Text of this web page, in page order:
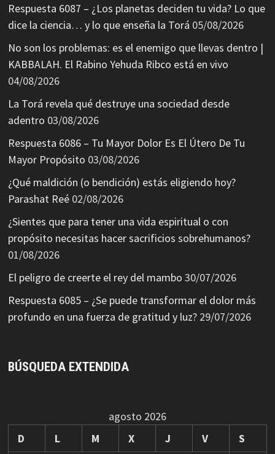
Respuesta 6087 – ¿Los planetas deciden tu vida? Lo que
dice la ciencia… y lo que enseña la Torá 05/08/2026
No son los problemas: es el enemigo que llevas dentro |
KABBALAH. El Rabino Yehuda Ribco está en vivo
04/08/2026
La Torá revela qué destruye una sociedad desde
adentro 03/08/2026
Respuesta 6086 – Tu Mayor Dolor Es El Útero De Tu
Mayor Propósito 03/08/2026
¿Qué maldición (o bendición) estás eligiendo hoy?
Parashat Reé 02/08/2026
¿Sientes que para tener una vida espiritual o con
propósito necesitas hacer sacrificios sobrehumanos?
01/08/2026
El peligro de creerte el rey del mambo 30/07/2026
Respuesta 6085 – ¿Se puede transformar el dolor más
profundo en una fuerza de gratitud y luz? 29/07/2026
BÚSQUEDA EXTENDIDA
agosto 2026
D
L M X J V
S